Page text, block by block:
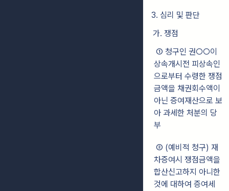
3. 심리 및 판단
가. 쟁점
① 청구인 권○○이
상속개시전 피상속인
으로부터 수령한 쟁점
금액을 채권회수액이
아닌 증여재산으로 보
아 과세한 처분의 당
부
② (예비적 청구) 재
차증여시 쟁점금액을
합산신고하지 아니한
것에 대하여 증여세